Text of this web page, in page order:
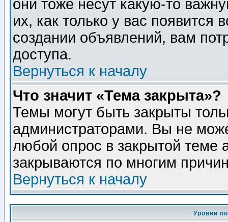
они тоже несут какую-то
их, как только у вас появится
создании объявлений, вам
доступа.
Вернуться к началу
Что значит «Тема закрыта»?
Темы могут быть закрыты
администраторами. Вы не
любой опрос в закрытой теме
закрываются по многим
Вернуться к началу
Уровни